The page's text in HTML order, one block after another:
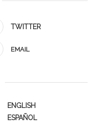
TWITTER
EMAIL
ENGLISH
ESPAÑOL